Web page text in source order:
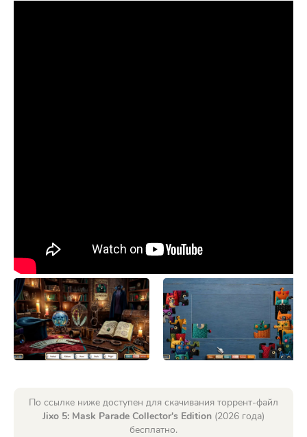
По ссылке ниже доступен для скачивания торрент-файл
Jixo 5: Mask Parade Collector's Edition (2026 года)
бесплатно.